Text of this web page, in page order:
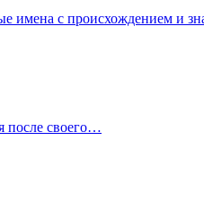
имена с происхождением и
после своего…